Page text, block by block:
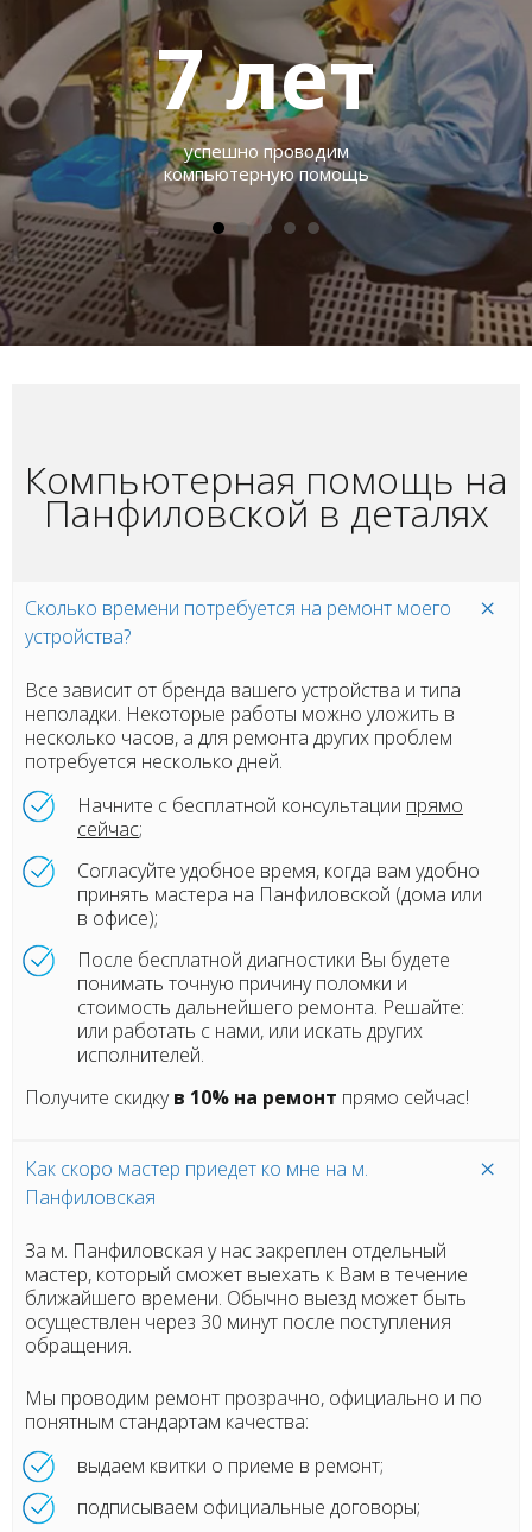
7лет
успешно проводим
компьютерную помощь
Компьютерная помощь на
Панфиловской в деталях
Сколько времени потребуется на ремонт моего
устройства?
Все зависит от бренда вашего устройства и типа
неполадки. Некоторые работы можно уложить в
несколько часов, а для ремонта других проблем
потребуется несколько дней.
Начните с бесплатной консультации прямо
сейчас;
Согласуйте удобное время, когда вам удобно
принять мастера на Панфиловской (дома или
в офисе);
После бесплатной диагностики Вы будете
понимать точную причину поломки и
стоимость дальнейшего ремонта. Решайте:
или работать с нами, или искать других
исполнителей.
Получите скидкув 10% на ремонт прямо сейчас!
Как скоро мастер приедет ко мне на м.
Панфиловская
За м. Панфиловская у нас закреплен отдельный
мастер, который сможет выехать к Вам в течение
ближайшего времени. Обычно выезд может быть
осуществлен через 30 минут после поступления
обращения.
Мы проводим ремонт прозрачно, официально и по
понятным стандартам качества:
выдаем квитки о приеме в ремонт;
подписываем официальные договоры;